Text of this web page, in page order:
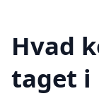
Hvad
taget i